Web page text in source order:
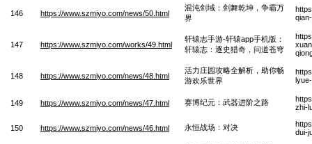
146 https://www.szmiyo.com/news/50.html
混沌剑域：剑舞乾坤，争霸万
界
147 https://www.szmiyo.com/works/49.html
轩辕志手游-轩辕app手机版：
轩辕志：逐史猎奇，问道苍穹
148 https://www.szmiyo.com/news/48.html
活力庄园攻略全解析，助你畅
游欢乐世界
149 https://www.szmiyo.com/news/47.html 赛博纪元：武器进阶之路
zhi-
150 https://www.szmiyo.com/news/46.html 永恒战场：对决
dui-